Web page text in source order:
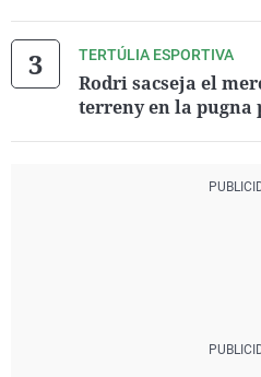
TERTÚLIA ESPORTIVA
Rodri sacseja el
terreny en la